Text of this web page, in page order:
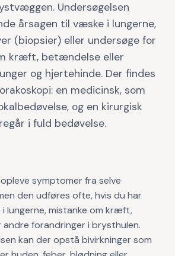
Undersøgelsen
årsagen til væske i lungerne,
(biopsier) eller undersøge for
kræft, betændelse eller
og hjertehinde. Der findes
en medicinsk, som
og en kirurgisk
i fuld bedøvelse.
symptomer fra selve
den udføres ofte, hvis du har
lungerne, mistanke om kræft,
forandringer i brysthulen.
kan der opstå bivirkninger som